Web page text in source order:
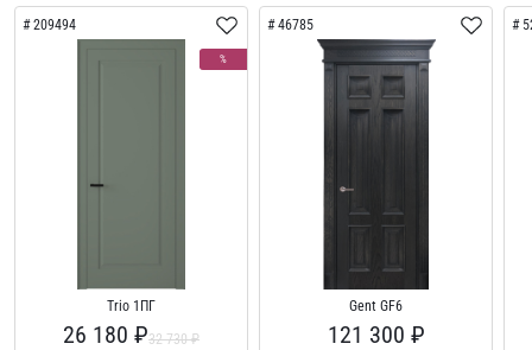
209494
%
Trio 1ПГ
26 180 ₽32 730 ₽
46785
Gent GF6
121 300 ₽